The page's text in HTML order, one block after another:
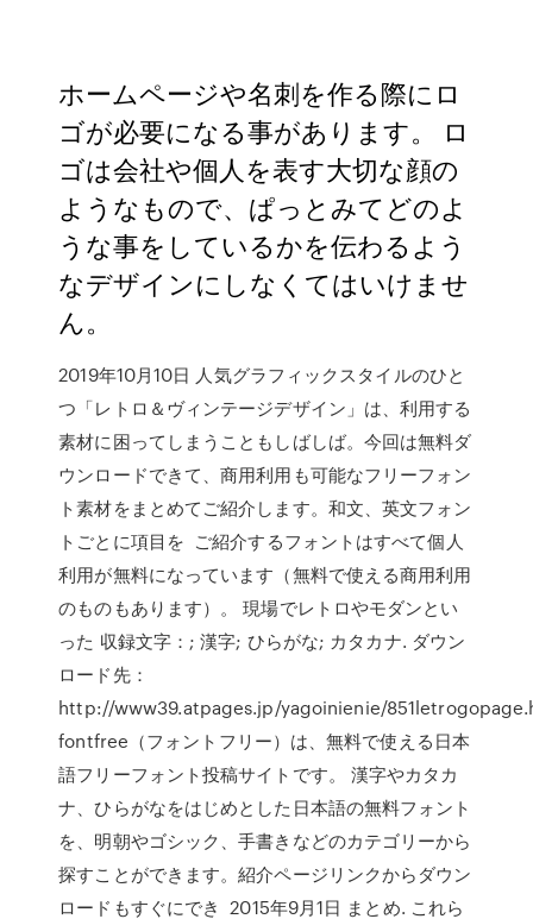
ホームページや名刺を作る際にロ
ゴが必要になる事があります。 ロ
ゴは会社や個人を表す大切な顔の
ようなもので、ぱっとみてどのよ
うな事をしているかを伝わるよう
なデザインにしなくてはいけませ
ん。
2019年10月10日 人気グラフィックスタイルのひと
つ「レトロ＆ヴィンテージデザイン」は、利用する
素材に困ってしまうこともしばしば。今回は無料ダ
ウンロードできて、商用利用も可能なフリーフォン
ト素材をまとめてご紹介します。和文、英文フォン
トごとに項目を ご紹介するフォントはすべて個人
利用が無料になっています（無料で使える商用利用
のものもあります）。 現場でレトロやモダンとい
った 収録文字：; 漢字; ひらがな; カタカナ. ダウン
ロード先：
http://www39.atpages.jp/yagoinienie/
fontfree（フォントフリー）は、無料で使える日本
語フリーフォント投稿サイトです。 漢字やカタカ
ナ、ひらがなをはじめとした日本語の無料フォント
を、明朝やゴシック、手書きなどのカテゴリーから
探すことができます。紹介ページリンクからダウン
ロードもすぐにでき 2015年9月1日 まとめ. これら